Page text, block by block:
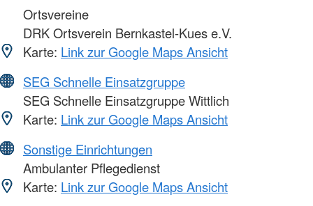
Ortsvereine
DRK Ortsverein Bernkastel-Kues e.V.
Karte: Link zur Google Maps Ansicht
SEG Schnelle Einsatzgruppe
SEG Schnelle Einsatzgruppe Wittlich
Karte: Link zur Google Maps Ansicht
Sonstige Einrichtungen
Ambulanter Pflegedienst
Karte: Link zur Google Maps Ansicht